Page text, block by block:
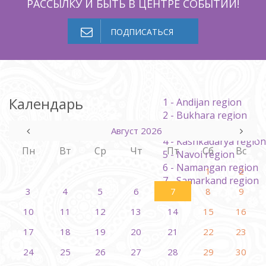
РАССЫЛКУ И БЫТЬ В ЦЕНТРЕ СОБЫТИЙ!
ПОДПИСАТЬСЯ
1 - Andijan region
2 - Bukhara region
4 - Kashkadarya region
5 - Navoi region
6 - Namangan region
7 - Samarkand region
Календарь
Август 2026
Пн Вт Ср Чт Пт Сб Вс
1
2
3
4 5 6 7 8
9
10
11 12 13 14 15
16
17
18 19 20 21 22
23
24
25 26 27 28 29
30